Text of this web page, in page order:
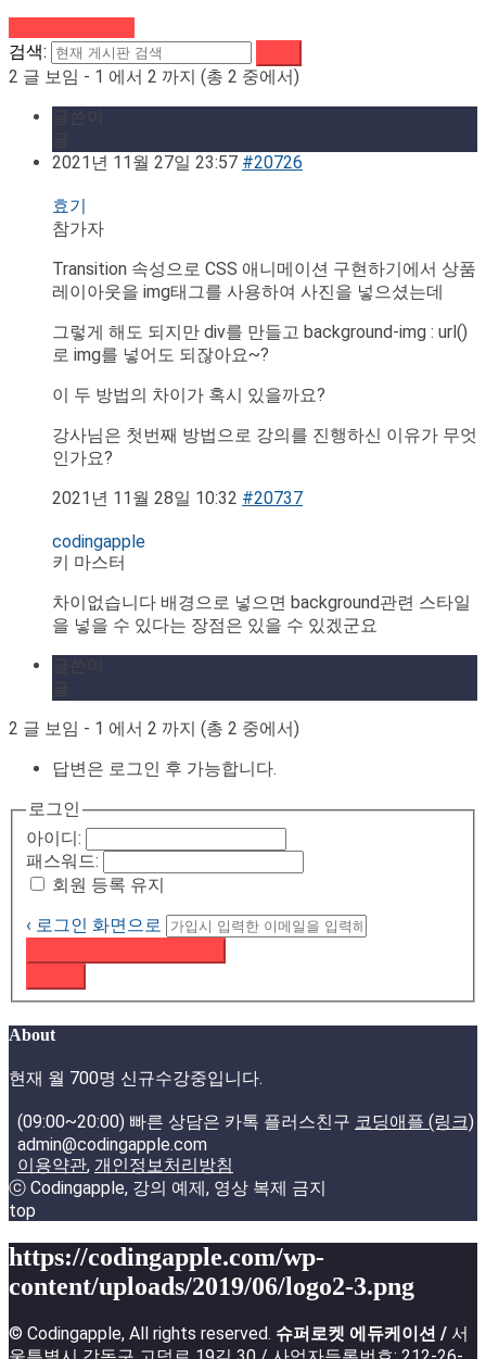
검색:
2 글 보임 - 1 에서 2 까지 (총 2 중에서)
2021년 11월 27일 23:57 #20726
효기
참가자
Transition 속성으로 CSS 애니메이션 구현하기에서 상품
레이아웃을 img태그를 사용하여 사진을 넣으셨는데
그렇게 해도 되지만 div를 만들고 background-img : url()
로 img를 넣어도 되잖아요~?
이 두 방법의 차이가 혹시 있을까요?
강사님은 첫번째 방법으로 강의를 진행하신 이유가 무엇
인가요?
2021년 11월 28일 10:32 #20737
codingapple
키 마스터
차이없습니다 배경으로 넣으면 background관련 스타일
을 넣을 수 있다는 장점은 있을 수 있겠군요
2 글 보임 - 1 에서 2 까지 (총 2 중에서)
답변은 로그인 후 가능합니다.
로그인
아이디:
패스워드:
회원 등록 유지
‹ 로그인 화면으로
About
현재 월 700명 신규수강중입니다.
(09:00~20:00) 빠른 상담은 카톡 플러스친구 코딩애플 (링크)
admin@codingapple.com
이용약관, 개인정보처리방침
ⓒ Codingapple, 강의 예제, 영상 복제 금지
top
https://codingapple.com/wp-
content/uploads/2019/06/logo2-3.png
© Codingapple, All rights reserved. 슈퍼로켓 에듀케이션 / 서